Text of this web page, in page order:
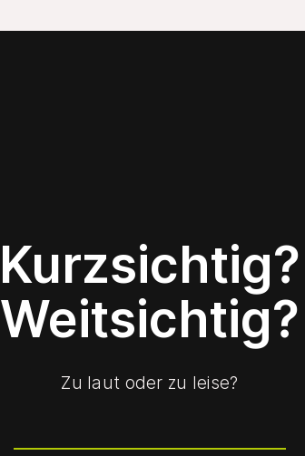
Kurzsichtig?
Weitsichtig?
Zu laut oder zu leise?